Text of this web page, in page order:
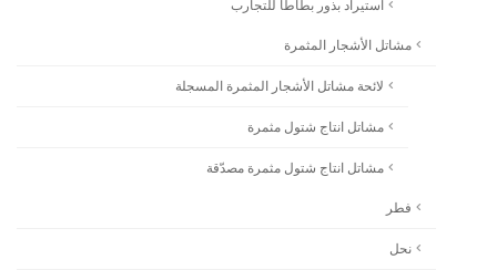
استيراد بذور بطاطا للتجارب
مشاتل الأشجار المثمرة
لائحة مشاتل الأشجار المثمرة المسجلة
مشاتل انتاج شتول مثمرة
مشاتل انتاج شتول مثمرة مصدّقة
فطر
نحل